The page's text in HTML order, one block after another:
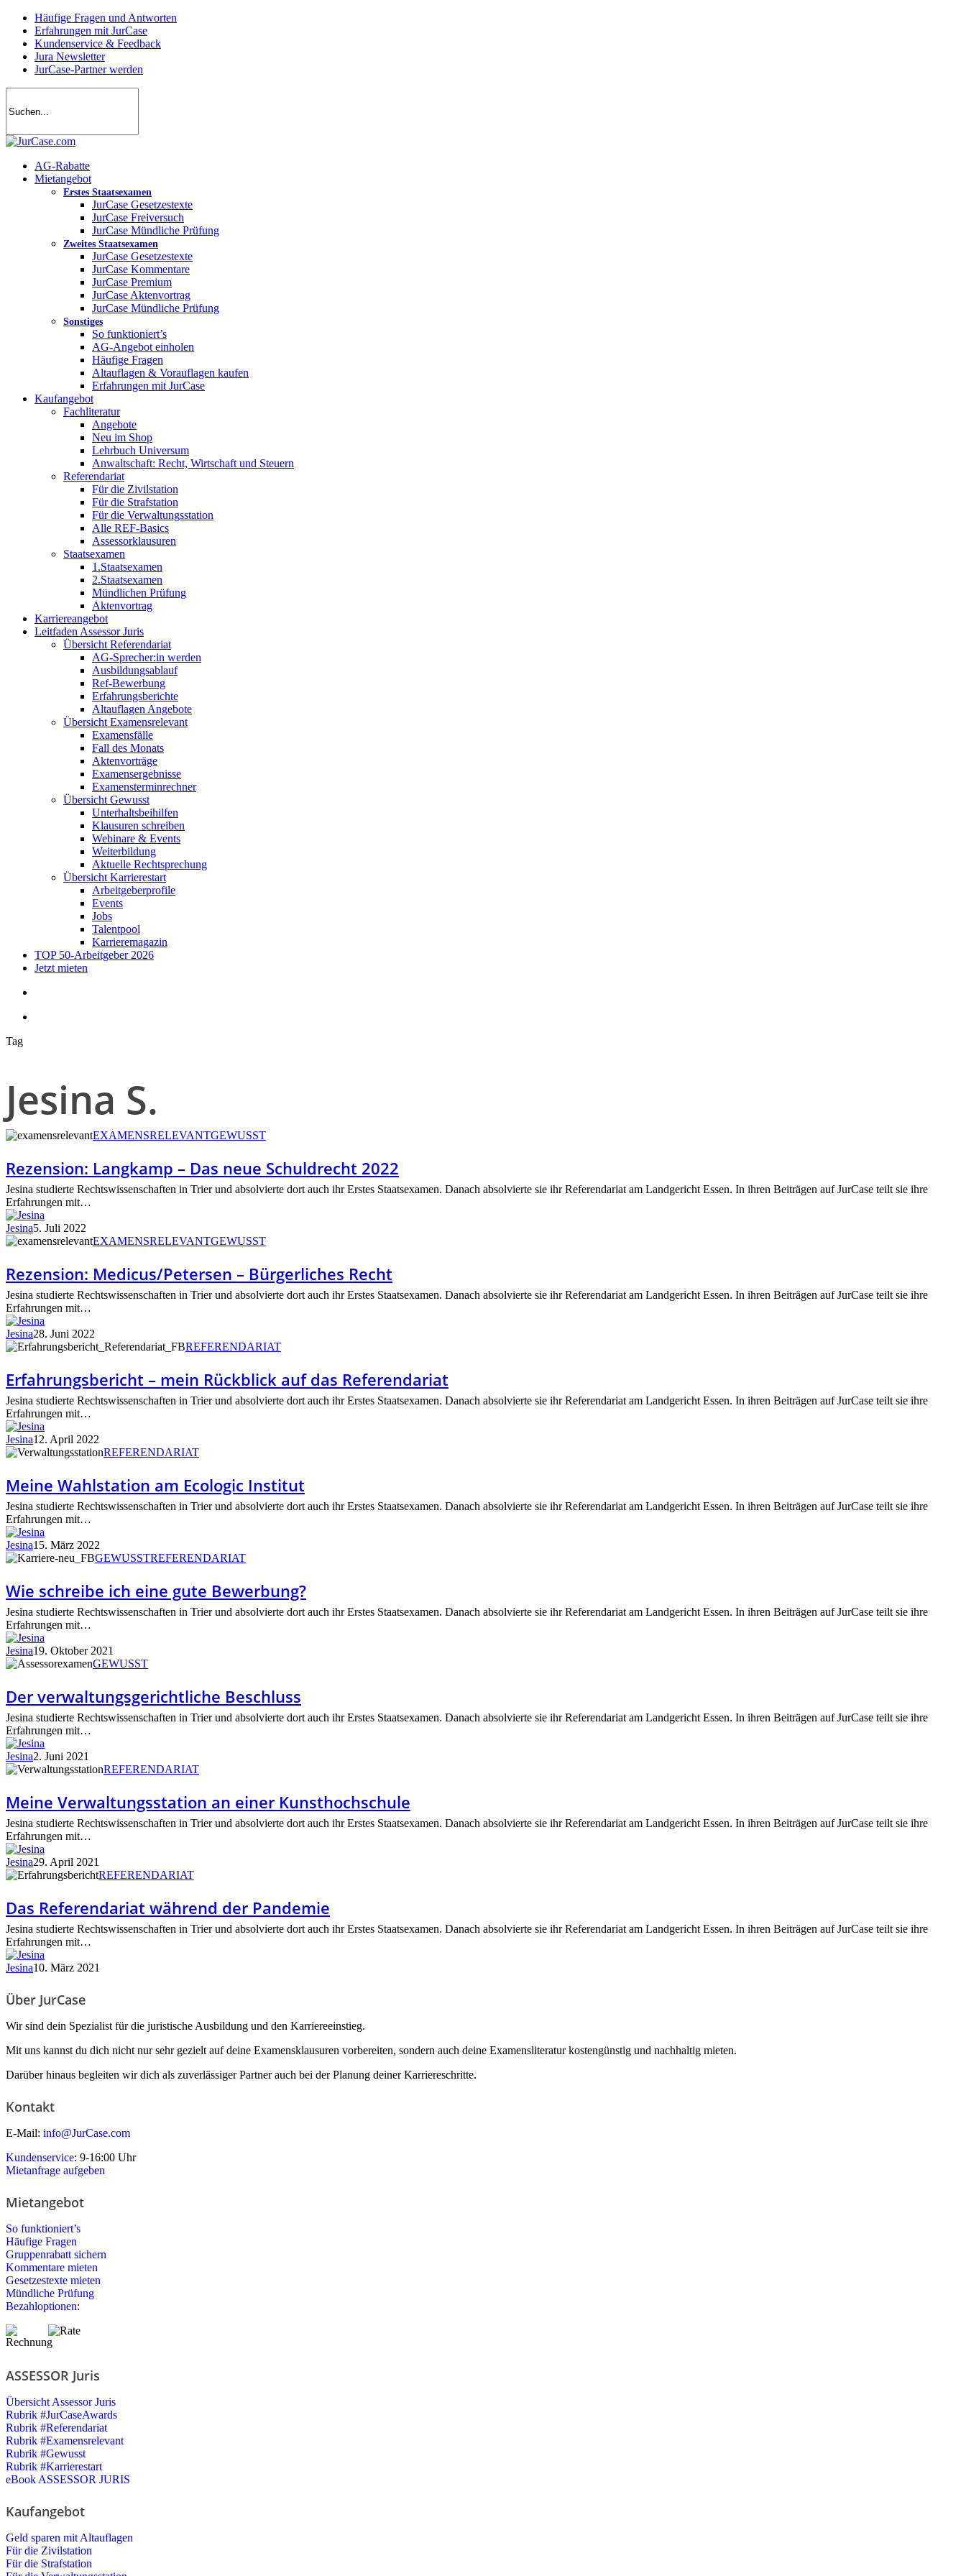
Skip
main
content
Häufige Fragen und Antworten
Erfahrungen mit JurCase
Kundenservice & Feedback
Jura Newsletter
JurCase-Partner werden
search
account
Menu
AG-Rabatte
Mietangebot
Erstes Staatsexamen
JurCase Gesetzestexte
JurCase Freiversuch
JurCase Mündliche Prüfung
Zweites Staatsexamen
JurCase Gesetzestexte
JurCase Kommentare
JurCase Premium
JurCase Aktenvortrag
JurCase Mündliche Prüfung
Sonstiges
So funktioniert’s
AG-Angebot einholen
Häufige Fragen
Altauflagen & Vorauflagen kaufen
Erfahrungen mit JurCase
Kaufangebot
Fachliteratur
Angebote
Neu im Shop
Lehrbuch Universum
Anwaltschaft: Recht, Wirtschaft und Steuern
Referendariat
Für die Zivilstation
Für die Strafstation
Für die Verwaltungsstation
Alle REF-Basics
Assessorklausuren
Staatsexamen
1.Staatsexamen
2.Staatsexamen
Mündlichen Prüfung
Aktenvortrag
Karriereangebot
Leitfaden Assessor Juris
Übersicht Referendariat
AG-Sprecher:in werden
Ausbildungsablauf
Ref-Bewerbung
Erfahrungsberichte
Altauflagen Angebote
Übersicht Examensrelevant
Examensfälle
Fall des Monats
Aktenvorträge
Examensergebnisse
Examensterminrechner
Übersicht Gewusst
Unterhaltsbeihilfen
Klausuren schreiben
Webinare & Events
Weiterbildung
Aktuelle Rechtsprechung
Übersicht Karrierestart
Arbeitgeberprofile
Events
Jobs
Talentpool
Karrieremagazin
TOP 50-Arbeitgeber 2026
Jetzt mieten
Tag
Jesina S.
Rezension:
–
Das
neue
Schuldrecht
2022
EXAMENSRELEVANTGEWUSST
Rezension: Langkamp – Das neue Schuldrecht 2022
Jesina studierte Rechtswissenschaften in Trier und absolvierte dort auch ihr Erstes Staatsexamen. Danach absolvierte sie ihr Referendariat am Landgericht Essen. In ihren Beiträgen auf JurCase teilt sie ihre
Erfahrungen mit…
Jesina5. Juli 2022
Rezension:
–
Bürgerliches
Recht
EXAMENSRELEVANTGEWUSST
Rezension: Medicus/Petersen – Bürgerliches Recht
Jesina studierte Rechtswissenschaften in Trier und absolvierte dort auch ihr Erstes Staatsexamen. Danach absolvierte sie ihr Referendariat am Landgericht Essen. In ihren Beiträgen auf JurCase teilt sie ihre
Erfahrungen mit…
Jesina28. Juni 2022
Erfahrungsbericht
mein
Rückblick
auf
das
Referendariat
REFERENDARIAT
Erfahrungsbericht – mein Rückblick auf das Referendariat
Jesina studierte Rechtswissenschaften in Trier und absolvierte dort auch ihr Erstes Staatsexamen. Danach absolvierte sie ihr Referendariat am Landgericht Essen. In ihren Beiträgen auf JurCase teilt sie ihre
Erfahrungen mit…
Jesina12. April 2022
Meine
am
Ecologic
Institut
REFERENDARIAT
Meine Wahlstation am Ecologic Institut
Jesina studierte Rechtswissenschaften in Trier und absolvierte dort auch ihr Erstes Staatsexamen. Danach absolvierte sie ihr Referendariat am Landgericht Essen. In ihren Beiträgen auf JurCase teilt sie ihre
Erfahrungen mit…
Jesina15. März 2022
Wie
ich
eine
gute
Bewerbung?
GEWUSSTREFERENDARIAT
Wie schreibe ich eine gute Bewerbung?
Jesina studierte Rechtswissenschaften in Trier und absolvierte dort auch ihr Erstes Staatsexamen. Danach absolvierte sie ihr Referendariat am Landgericht Essen. In ihren Beiträgen auf JurCase teilt sie ihre
Erfahrungen mit…
Jesina19. Oktober 2021
Der
Beschluss
GEWUSST
Der verwaltungsgerichtliche Beschluss
Jesina studierte Rechtswissenschaften in Trier und absolvierte dort auch ihr Erstes Staatsexamen. Danach absolvierte sie ihr Referendariat am Landgericht Essen. In ihren Beiträgen auf JurCase teilt sie ihre
Erfahrungen mit…
Jesina2. Juni 2021
Meine
an
einer
Kunsthochschule
REFERENDARIAT
Meine Verwaltungsstation an einer Kunsthochschule
Jesina studierte Rechtswissenschaften in Trier und absolvierte dort auch ihr Erstes Staatsexamen. Danach absolvierte sie ihr Referendariat am Landgericht Essen. In ihren Beiträgen auf JurCase teilt sie ihre
Erfahrungen mit…
Jesina29. April 2021
Das
während
der
Pandemie
REFERENDARIAT
Das Referendariat während der Pandemie
Jesina studierte Rechtswissenschaften in Trier und absolvierte dort auch ihr Erstes Staatsexamen. Danach absolvierte sie ihr Referendariat am Landgericht Essen. In ihren Beiträgen auf JurCase teilt sie ihre
Erfahrungen mit…
Jesina10. März 2021
Über JurCase
Wir sind dein Spezialist für die juristische Ausbildung und den Karriereeinstieg.
Mit uns kannst du dich nicht nur sehr gezielt auf deine Examensklausuren vorbereiten, sondern auch deine Examensliteratur kostengünstig und nachhaltig mieten.
Darüber hinaus begleiten wir dich als zuverlässiger Partner auch bei der Planung deiner Karriereschritte.
Kontakt
E-Mail: info@JurCase.com
Kundenservice: 9-16:00 Uhr
Mietanfrage aufgeben
Mietangebot
So funktioniert’s
Häufige Fragen
Gruppenrabatt sichern
Kommentare mieten
Gesetzestexte mieten
Mündliche Prüfung
Bezahloptionen:
ASSESSOR Juris
Übersicht Assessor Juris
Rubrik #JurCaseAwards
Rubrik #Referendariat
Rubrik #Examensrelevant
Rubrik #Gewusst
Rubrik #Karrierestart
eBook ASSESSOR JURIS
Kaufangebot
Geld sparen mit Altauflagen
Für die Zivilstation
Für die Strafstation